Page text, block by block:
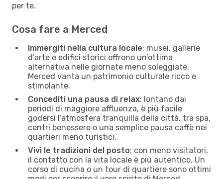
per te.
Cosa fare a Merced
Immergiti nella cultura locale: musei, gallerie
d’arte e edifici storici offrono un’ottima
alternativa nelle giornate meno soleggiate.
Merced vanta un patrimonio culturale ricco e
stimolante.
Concediti una pausa di relax: lontano dai
periodi di maggiore affluenza, è più facile
godersi l’atmosfera tranquilla della città, tra spa,
centri benessere o una semplice pausa caffè nei
quartieri meno turistici.
Vivi le tradizioni del posto: con meno visitatori,
il contatto con la vita locale è più autentico. Un
corso di cucina o un tour di quartiere sono ottimi